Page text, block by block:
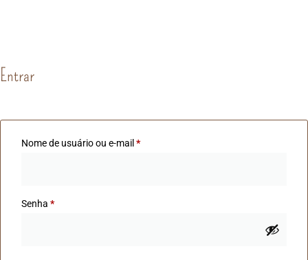
Entrar
Nome de usuário ou e-mail *
Senha *